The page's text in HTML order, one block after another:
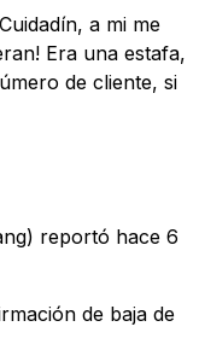
a mi me
Era una estafa,
de cliente, si
reportó hace 6
de baja de